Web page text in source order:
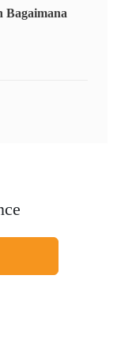
Bagaimana